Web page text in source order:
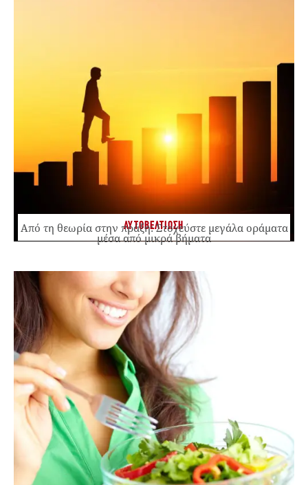
ΑΥΤΟΒΕΛΤΙΩΣΗ
Από τη θεωρία στην πράξη: Στοχεύστε μεγάλα οράματα
μέσα από μικρά βήματα